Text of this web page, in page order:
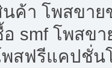
นค้า โพสขาย
smf โพสข
สฟรีแคปชั่น